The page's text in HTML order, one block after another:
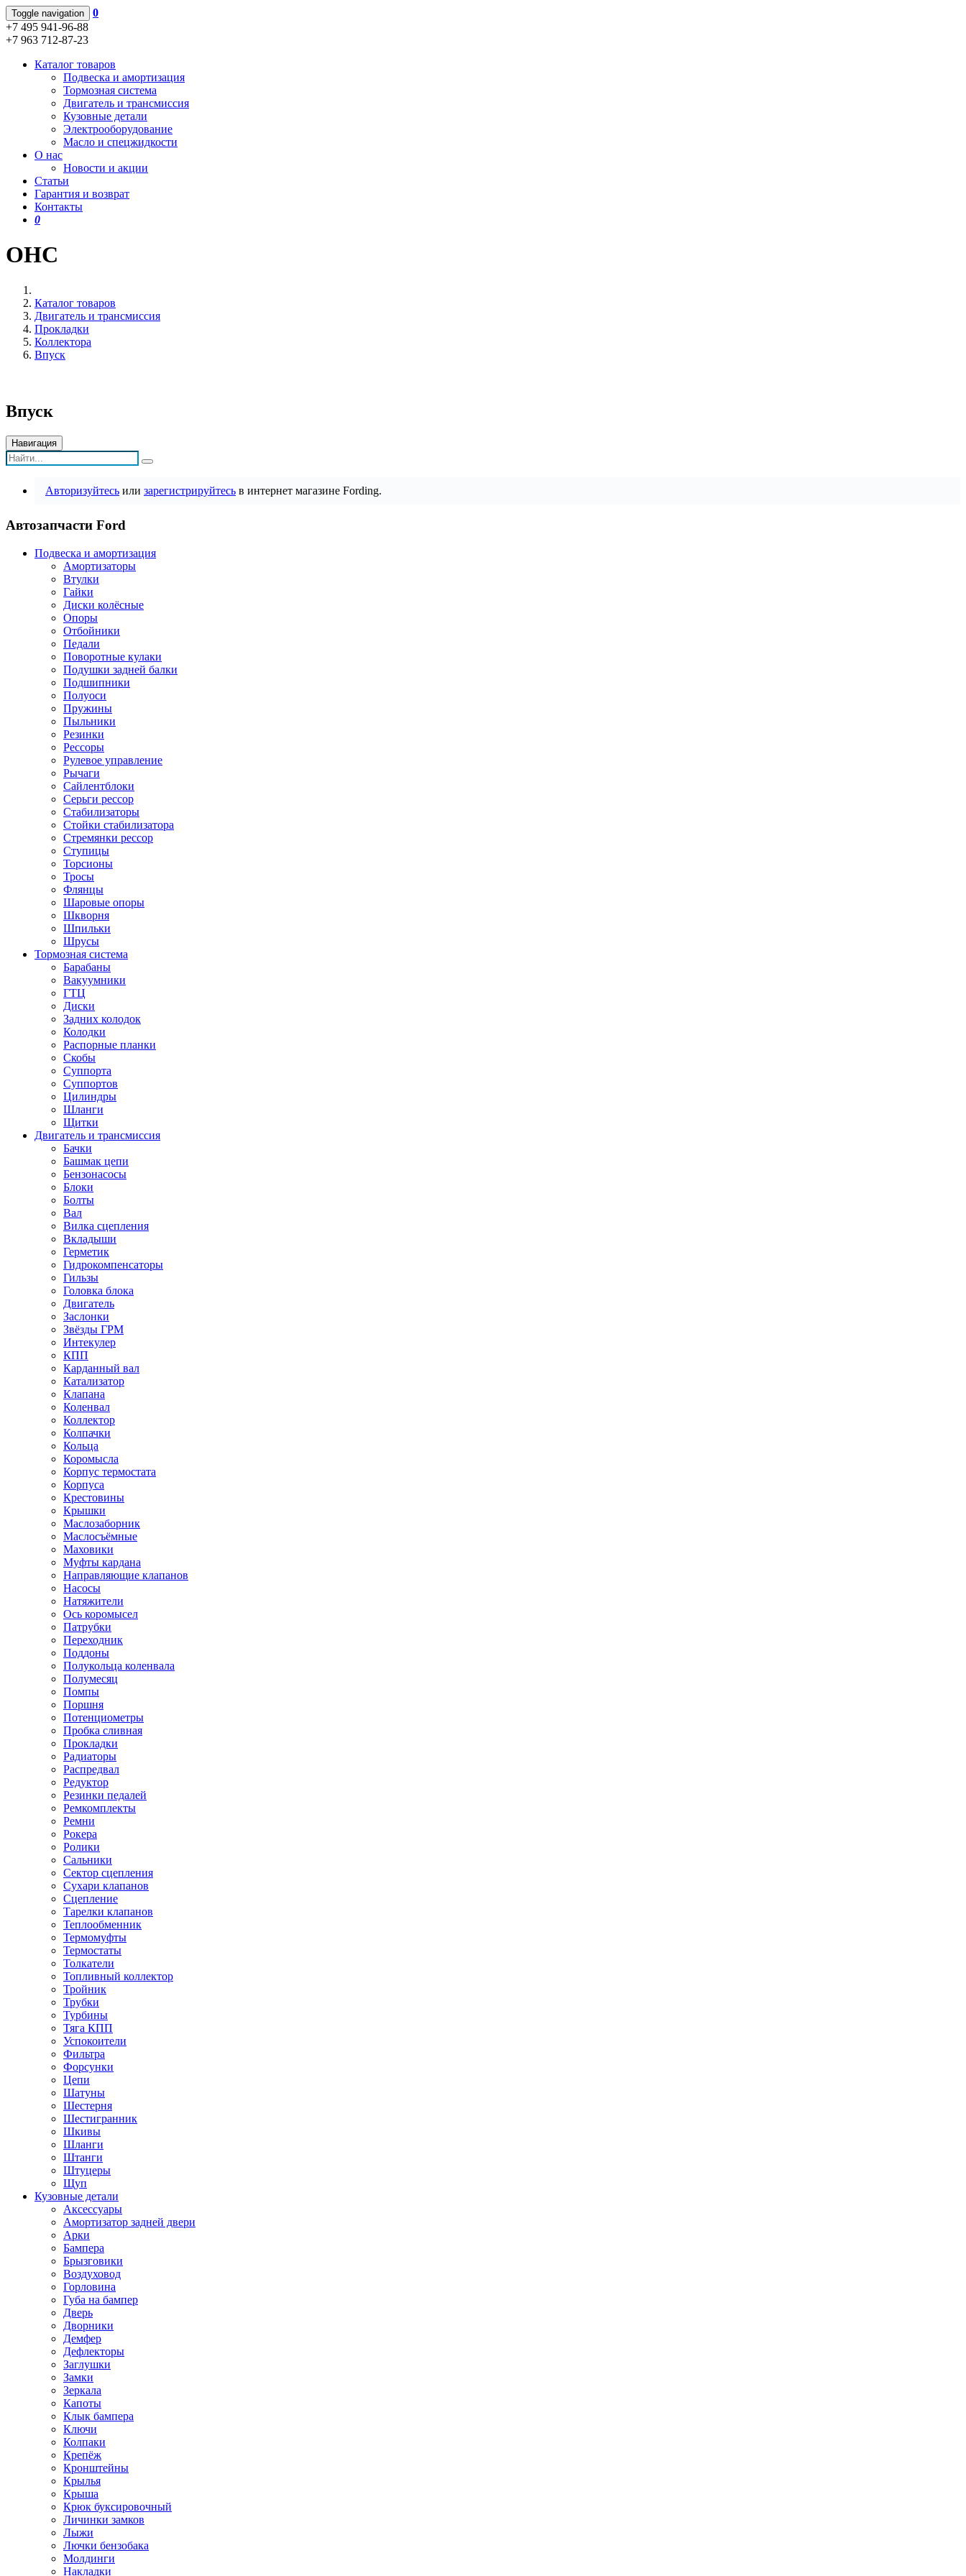
Toggle navigation
0
+7 495 941-96-88
+7 963 712-87-23
Каталог товаров
Подвеска и амортизация
Тормозная система
Двигатель и трансмиссия
Кузовные детали
Электрооборудование
Масло и спецжидкости
О нас
Новости и акции
Статьи
Гарантия и возврат
Контакты
0
OHC
Каталог товаров
Двигатель и трансмиссия
Прокладки
Коллектора
Впуск
Впуск
Навигация
Авторизуйтесь или зарегистрируйтесь в интернет магазине Fording.
Автозапчасти Ford
Подвеска и амортизация
Амортизаторы
Втулки
Гайки
Диски колёсные
Опоры
Отбойники
Педали
Поворотные кулаки
Подушки задней балки
Подшипники
Полуоси
Пружины
Пыльники
Резинки
Рессоры
Рулевое управление
Рычаги
Сайлентблоки
Серьги рессор
Стабилизаторы
Стойки стабилизатора
Стремянки рессор
Ступицы
Торсионы
Тросы
Флянцы
Шаровые опоры
Шкворня
Шпильки
Шрусы
Тормозная система
Барабаны
Вакуумники
ГТЦ
Диски
Задних колодок
Колодки
Распорные планки
Скобы
Суппорта
Суппортов
Цилиндры
Шланги
Щитки
Двигатель и трансмиссия
Бачки
Башмак цепи
Бензонасосы
Блоки
Болты
Вал
Вилка сцепления
Вкладыши
Герметик
Гидрокомпенсаторы
Гильзы
Головка блока
Двигатель
Заслонки
Звёзды ГРМ
Интекулер
КПП
Карданный вал
Катализатор
Клапана
Коленвал
Коллектор
Колпачки
Кольца
Коромысла
Корпус термостата
Корпуса
Крестовины
Крышки
Маслозаборник
Маслосъёмные
Маховики
Муфты кардана
Направляющие клапанов
Насосы
Натяжители
Ось коромысел
Патрубки
Переходник
Поддоны
Полукольца коленвала
Полумесяц
Помпы
Поршня
Потенциометры
Пробка сливная
Прокладки
Радиаторы
Распредвал
Редуктор
Резинки педалей
Ремкомплекты
Ремни
Рокера
Ролики
Сальники
Сектор сцепления
Сухари клапанов
Сцепление
Тарелки клапанов
Теплообменник
Термомуфты
Термостаты
Толкатели
Топливный коллектор
Тройник
Трубки
Турбины
Тяга КПП
Успокоители
Фильтра
Форсунки
Цепи
Шатуны
Шестерня
Шестигранник
Шкивы
Шланги
Штанги
Штуцеры
Щуп
Кузовные детали
Аксессуары
Амортизатор задней двери
Арки
Бампера
Брызговики
Воздуховод
Горловина
Губа на бампер
Дверь
Дворники
Демфер
Дефлекторы
Заглушки
Замки
Зеркала
Капоты
Клык бампера
Ключи
Колпаки
Крепёж
Кронштейны
Крылья
Крыша
Крюк буксировочный
Личинки замков
Лыжи
Лючки бензобака
Молдинги
Накладки